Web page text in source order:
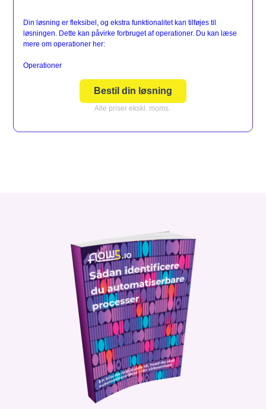
Din løsning er fleksibel, og ekstra funktionalitet kan tilføjes til
løsningen. Dette kan påvirke forbruget af operationer. Du kan læse
mere om operationer her:
Operationer
Bestil din løsning
Alle priser ekskl. moms.